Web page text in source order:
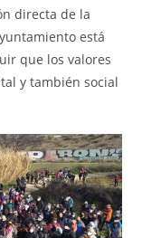
directa de la
está
que los valores
y también social